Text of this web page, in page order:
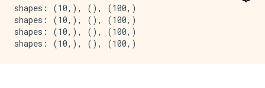
shapes: (10,), (), (100,)
shapes: (10,), (), (100,)
shapes: (10,), (), (100,)